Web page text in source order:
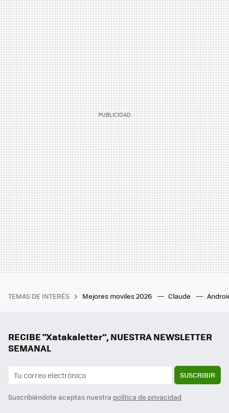
TEMAS DE INTERÉS Mejores moviles 2026 Claude
RECIBE "Xatakaletter", NUESTRA NEWSLETTER
SEMANAL
SUSCRIBIR
Suscribiéndote aceptas nuestra política de privacidad